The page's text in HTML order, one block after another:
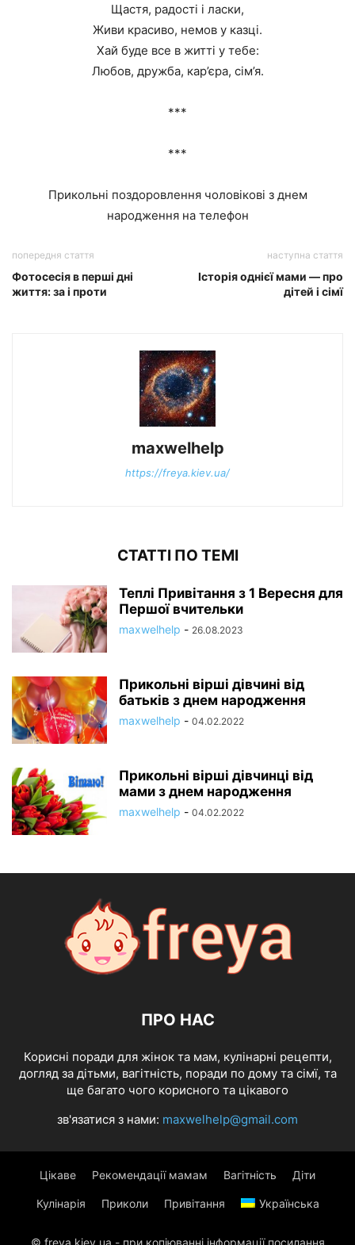
Щастя, радості і ласки,
Живи красиво, немов у казці.
Хай буде все в житті у тебе:
Любов, дружба, кар’єра, сім’я.
***
***
Прикольні поздоровлення чоловікові з днем
народження на телефон
попередня стаття
Фотосесія в перші дні
життя: за і проти
наступна стаття
Історія однієї мами — про
дітей і сімї
maxwelhelp
https://freya.kiev.ua/
СТАТТІ ПО ТЕМІ
Теплі Привітання з 1 Вересня для
Першої вчительки
maxwelhelp - 26.08.2023
Прикольні вірші дівчині від
батьків з днем народження
maxwelhelp - 04.02.2022
Прикольні вірші дівчинці від
мами з днем народження
maxwelhelp - 04.02.2022
ПРО НАС
Корисні поради для жінок та мам, кулінарні рецепти,
догляд за дітьми, вагітність, поради по дому та сімї, та
ще багато чого корисного та цікавого
зв'язатися з нами: maxwelhelp@gmail.com
Цікаве Рекомендації мамам Вагітність Діти
Кулінарія Приколи Привітання Українська
© freya.kiev.ua - при копіюванні інформації посилання